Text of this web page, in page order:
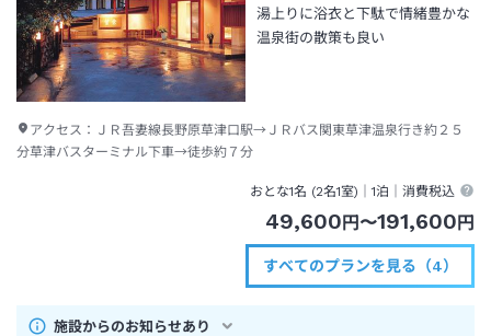
湯上りに浴衣と下駄で情緒豊かな
温泉街の散策も良い
アクセス： ＪＲ吾妻線長野原草津口駅→ＪＲバス関東草津温泉行き約２５
分草津バスターミナル下車→徒歩約７分
おとな1名 (2名1室)｜1泊 ｜消費税込
49,600 円 〜191,600 円
すべてのプランを見る（4）
施設からのお知らせあり